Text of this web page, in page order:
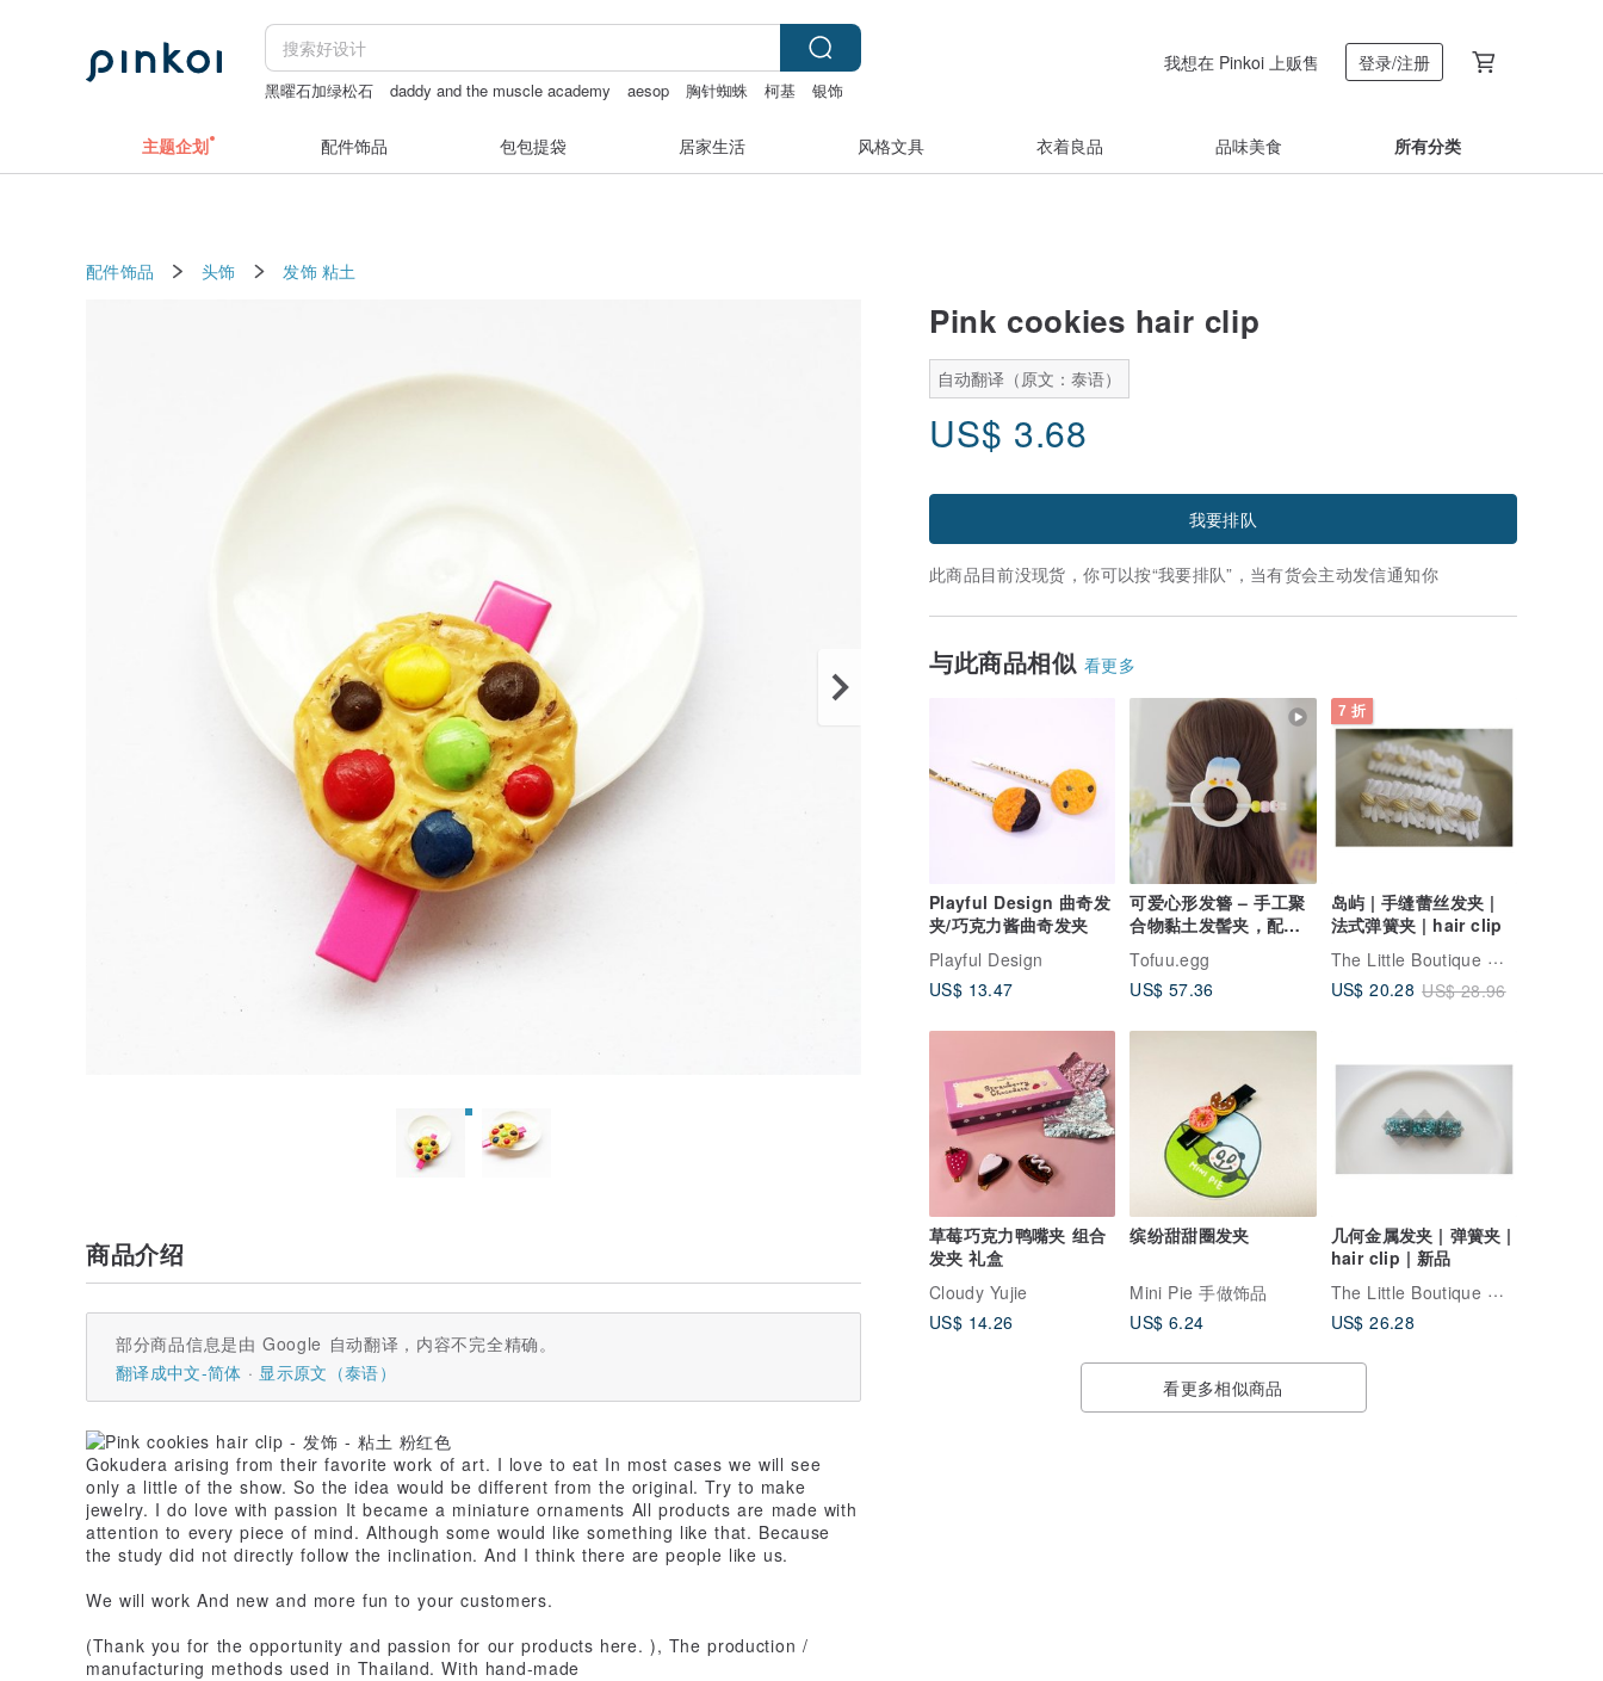
黑曜石加绿松石 daddy and the muscle academy aesop 胸针蜘蛛 柯基
银饰
我想在 Pinkoi 上贩售 登录/注册
主题企划 配件饰品 包包提袋 居家生活 风格文具 衣着良品 品味美食 所有分类
配件饰品 头饰 发饰 粘土
Pink cookies hair clip
自动翻译（原文：泰语）
US$ 3.68
我要排队
此商品目前没现货，你可以按“我要排队”，当有货会主动发信通知你
与此商品相似 看更多
Playful Design 曲奇发
夹/巧克力酱曲奇发夹
Playful Design
US$ 13.47
可爱心形发簪 – 手工聚
合物黏土发髻夹，配草
莓饼干 C
Tofuu.egg
US$ 57.36
7 折
岛屿 | 手缝蕾丝发夹 |
法式弹簧夹 | hair clip
The Little Boutique 小作坊手工轻珠宝
US$ 20.28 US$ 28.96
草莓巧克力鸭嘴夹 组合
发夹 礼盒
Cloudy Yujie
US$ 14.26
缤纷甜甜圈发夹
Mini Pie 手做饰品
US$ 6.24
几何金属发夹 | 弹簧夹 |
hair clip | 新品
The Little Boutique 小作坊手工轻珠宝
US$ 26.28
看更多相似商品
商品介绍
部分商品信息是由 Google 自动翻译，内容不完全精确。
翻译成中文-简体
显示原文（泰语）
Gokudera arising from their favorite work of art. I love to eat In most cases we will see
only a little of the show. So the idea would be different from the original. Try to make
jewelry. I do love with passion It became a miniature ornaments All products are made with
attention to every piece of mind. Although some would like something like that. Because
the study did not directly follow the inclination. And I think there are people like us.
We will work And new and more fun to your customers.
(Thank you for the opportunity and passion for our products here. ), The production /
manufacturing methods used in Thailand. With hand-made